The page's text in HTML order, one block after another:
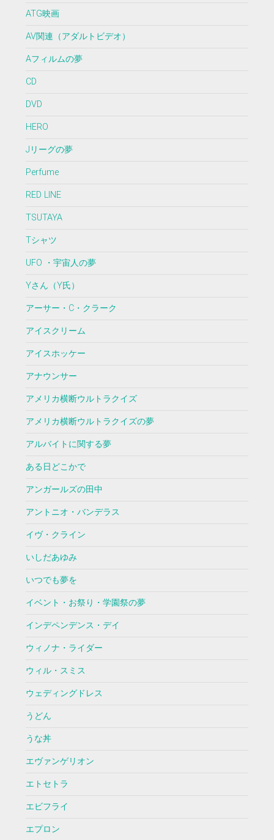
ATG映画
AV関連（アダルトビデオ）
Aフィルムの夢
CD
DVD
HERO
Jリーグの夢
Perfume
RED LINE
TSUTAYA
Tシャツ
UFO ・宇宙人の夢
Yさん（Y氏）
アーサー・C・クラーク
アイスクリーム
アイスホッケー
アナウンサー
アメリカ横断ウルトラクイズ
アメリカ横断ウルトラクイズの夢
アルバイトに関する夢
ある日どこかで
アンガールズの田中
アントニオ・バンデラス
イヴ・クライン
いしだあゆみ
いつでも夢を
イベント・お祭り・学園祭の夢
インデペンデンス・デイ
ウィノナ・ライダー
ウィル・スミス
ウェディングドレス
うどん
うな丼
エヴァンゲリオン
エトセトラ
エビフライ
エプロン